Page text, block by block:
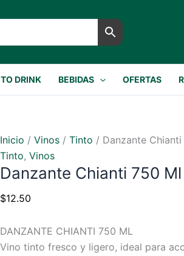
DRINK BEBIDAS OFERTAS
Inicio / Vinos / Tinto / Danzante
Tinto, Vinos
Danzante Chianti 750 Ml
$12.50
DANZANTE CHIANTI 750 ML
Vino tinto fresco y ligero, ideal para